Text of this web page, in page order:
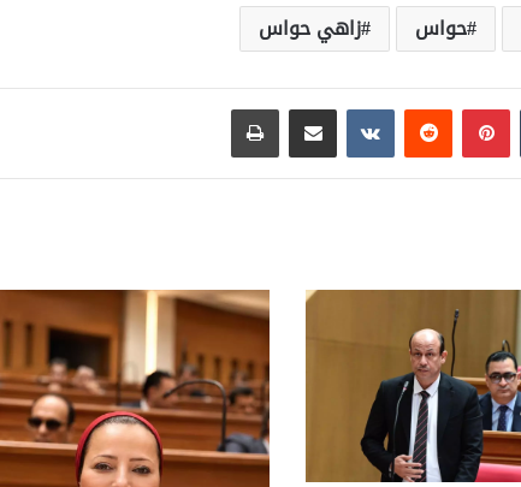
حواس زاهي حواس
بينتيريست مشاركة عبر البريد طباعة